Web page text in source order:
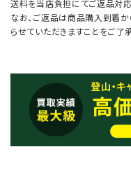
送料を当店負担にてご返品対応
なお、ご返品は商品購入到着
らせていただきますことをご了